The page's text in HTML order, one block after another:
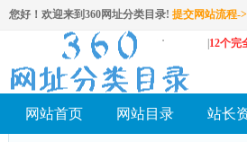
您好！欢迎来到360网址分类目录! 提交网站流程->
12个完
网站首页 网站目录 站长